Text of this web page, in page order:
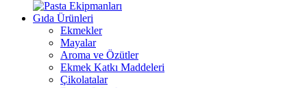
Gıda Ürünleri
Ekmekler
Mayalar
Aroma ve Özütler
Ekmek Katkı Maddeleri
Çikolatalar